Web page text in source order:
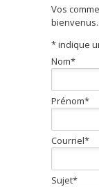
Vos
bienvenus.
*indique
Nom*
Prénom*
Courriel*
Sujet*